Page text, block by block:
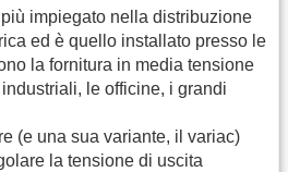
impiegato nella distribuzione
ed è quello installato presso le
la fornitura in media tensione
le officine, i grandi
(e una sua variante, il variac)
la tensione di uscita